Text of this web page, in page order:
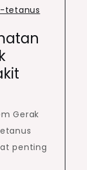
tetanus
Gerak
penting